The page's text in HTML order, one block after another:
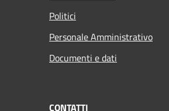
Politici
Personale Amministrativo
Documenti e dati
CONTATTI